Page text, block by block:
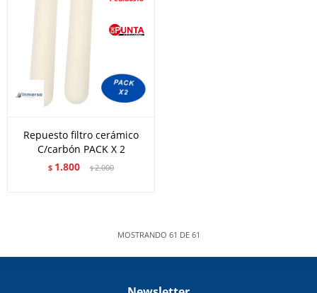
Repuesto filtro cerámico
C/carbón PACK X 2
$ 1.800 $2.000
MOSTRANDO 61 DE 61